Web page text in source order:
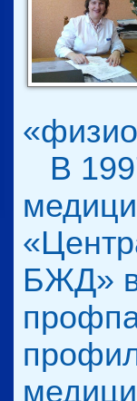
В
БЖД»